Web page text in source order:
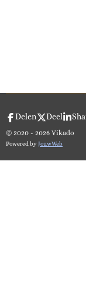
Delen Deel
© 2020 - 2026 Vikado
Powered byJouwWeb